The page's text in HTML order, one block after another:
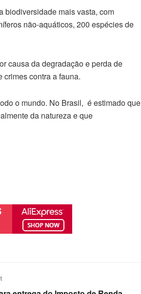
biodiversidade mais vasta, com
não-aquáticos, 200 espécies de
causa da degradação e perda de
crimes contra a fauna.
o mundo. No Brasil, é estimado que
da natureza e que